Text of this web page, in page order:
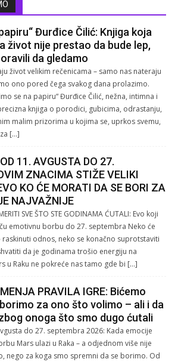
Đurđice Čilić: Knjiga koja
život nije prestao da bude lep,
da gledamo
život velikim rečenicama – samo nas nateraju
ono pored čega svakog dana prolazimo.
se na papiru“ Đurđice Čilić, nežna, intimna i
knjiga o porodici, gubicima, odrastanju,
malim prizorima u kojima se, uprkos svemu,
[…]
11. AVGUSTA DO 27.
ZNACIMA STIŽE VELIKI
KO ĆE MORATI DA SE BORI ZA
NAJVAŽNIJE
SVE ŠTO STE GODINAMA ĆUTALI: Evo koji
emotivnu borbu do 27. septembra Neko će
raskinuti odnos, neko se konačno suprotstaviti
da je godinama trošio energiju na
u Raku ne pokreće nas tamo gde bi […]
PRAVILA IGRE: Bićemo
za ono što volimo – ali i da
onoga što smo dugo ćutali
do 27. septembra 2026: Kada emocije
Mars ulazi u Raka – a odjednom više nije
nego za koga smo spremni da se borimo. Od